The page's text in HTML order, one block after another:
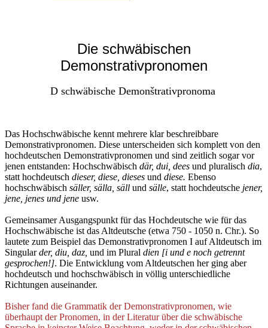
Die schwäbischen
Demonstrativpronomen
D schwäbische Demonštrativpronoma
Das Hochschwäbische kennt mehrere klar beschreibbare
Demonstrativpronomen. Diese unterscheiden sich komplett von den
hochdeutschen Demonstrativpronomen und sind zeitlich sogar vor
jenen entstanden: Hochschwäbisch där, dui, dees und pluralisch dia,
statt hochdeutsch dieser, diese, dieses und diese. Ebenso
hochschwäbisch säller, sälla, säll und sälle, statt hochdeutsche jener,
jene, jenes und jene usw.
Gemeinsamer Ausgangspunkt für das Hochdeutsche wie für das
Hochschwäbische ist das Altdeutsche (etwa 750 - 1050 n. Chr.). So
lautete zum Beispiel das Demonstrativpronomen I auf Altdeutsch im
Singularder, diu, daz, und im Plural dien [i und e noch getrennt
gesprochen!]. Die Entwicklung vom Altdeutschen her ging aber
hochdeutsch und hochschwäbisch in völlig unterschiedliche
Richtungen auseinander.
Bisher fand die Grammatik der Demonstrativpronomen, wie
überhaupt der Pronomen, in der Literatur über die schwäbische